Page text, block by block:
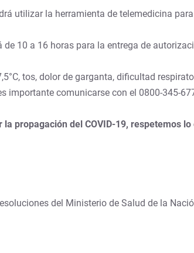
utilizar la herramienta de telemedicina
de 10 a 16 horas para la entrega de
tos, dolor de garganta, dificultad
importante comunicarse con el 0800-345-
propagación del COVID-19, respetemos
del Ministerio de Salud de la